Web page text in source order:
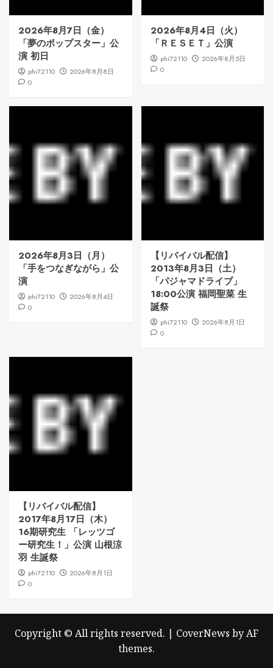
2026年8月7日（金）
「夢のポップスター」公
演 初日
phi72110
2026年8月8日
0
2026年8月4日（火）
「ＲＥＳＥＴ」公演
phi72110
2026年8月5日
0
2026年8月3日（月）
「手をつなぎながら」公
演
phi72110
2026年8月4日
0
【リバイバル配信】
2013年8月3日（土）
「パジャマドライブ」
18:00公演 福岡聖菜 生
誕祭
phi72110
2026年8月1日
0
【リバイバル配信】
2017年8月17日（木）
16期研究生 「レッツゴ
ー研究生！」公演 山根涼
羽 生誕祭
phi72110
2026年8月1日
0
Copyright © All rights reserved. | CoverNews by AF
themes.